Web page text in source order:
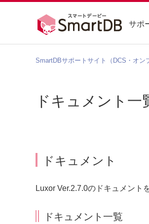
サポ
SmartDBサポートサイト（DCS・オン
ドキュメント一
ドキュメント
Luxor Ver.2.7.0のドキュメント
ドキュメント一覧